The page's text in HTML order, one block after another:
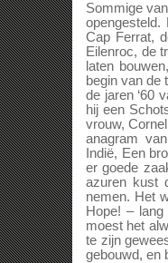
Sommige
Cap Ferrat,
Eilenroc, de
laten
begin van de
de jaren ‘60
hij een
vrouw,
anagram
Indië, Een
er goede
azuren kust
nemen. Het
Hope! –
moest het
te zijn
gebouwd, en